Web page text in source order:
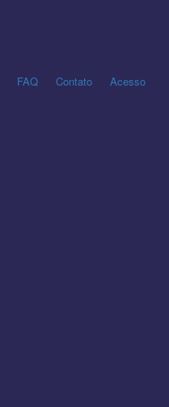
FAQ Contato Acesso